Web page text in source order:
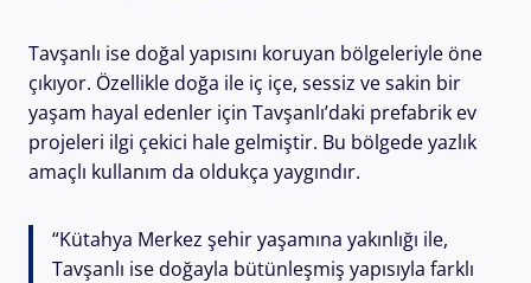
Tavşanlı ise doğal yapısını koruyan bölgeleriyle öne
çıkıyor. Özellikle doğa ile iç içe, sessiz ve sakin bir
yaşam hayal edenler için Tavşanlı’daki prefabrik ev
projeleri ilgi çekici hale gelmiştir. Bu bölgede yazlık
amaçlı kullanım da oldukça yaygındır.
“Kütahya Merkez şehir yaşamına yakınlığı ile,
Tavşanlı ise doğayla bütünleşmiş yapısıyla farklı